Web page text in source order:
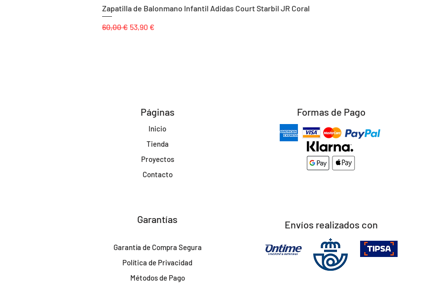
Zapatilla de Balonmano Infantil Adidas Court Starbil JR Coral
Precio
60,00 € Precio de oferta
53,90 €
Páginas
Inicio
Tienda
Proyectos
Contacto
Garantías
Garantía de Compra Segura
Política de Privacidad
Métodos de Pago
Formas de Pago
Envíos realizados con